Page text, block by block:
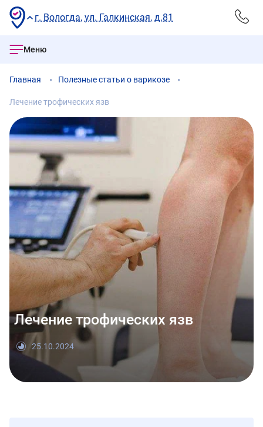
г. Вологда, ул. Галкинская, д.81
Меню
Главная Полезные статьи о варикозе
Лечение трофических язв
Лечение трофических язв
25.10.2024